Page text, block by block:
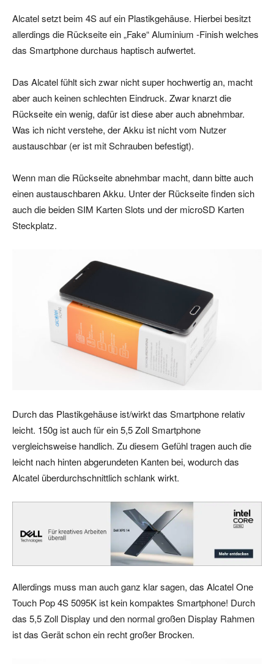
Alcatel setzt beim 4S auf ein Plastikgehäuse. Hierbei besitzt
allerdings die Rückseite ein „Fake“ Aluminium -Finish welches
das Smartphone durchaus haptisch aufwertet.
Das Alcatel fühlt sich zwar nicht super hochwertig an, macht
aber auch keinen schlechten Eindruck. Zwar knarzt die
Rückseite ein wenig, dafür ist diese aber auch abnehmbar.
Was ich nicht verstehe, der Akku ist nicht vom Nutzer
austauschbar (er ist mit Schrauben befestigt).
Wenn man die Rückseite abnehmbar macht, dann bitte auch
einen austauschbaren Akku. Unter der Rückseite finden sich
auch die beiden SIM Karten Slots und der microSD Karten
Steckplatz.
Durch das Plastikgehäuse ist/wirkt das Smartphone relativ
leicht. 150g ist auch für ein 5,5 Zoll Smartphone
vergleichsweise handlich. Zu diesem Gefühl tragen auch die
leicht nach hinten abgerundeten Kanten bei, wodurch das
Alcatel überdurchschnittlich schlank wirkt.
Allerdings muss man auch ganz klar sagen, das Alcatel One
Touch Pop 4S 5095K ist kein kompaktes Smartphone! Durch
das 5,5 Zoll Display und den normal großen Display Rahmen
ist das Gerät schon ein recht großer Brocken.